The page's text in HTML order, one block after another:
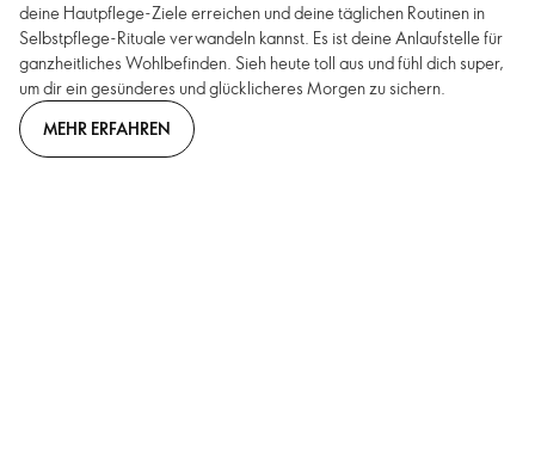
deine Hautpflege-Ziele erreichen und deine täglichen Routinen in
Selbstpflege-Rituale verwandeln kannst. Es ist deine Anlaufstelle für
ganzheitliches Wohlbefinden. Sieh heute toll aus und fühl dich super,
um dir ein gesünderes und glücklicheres Morgen zu sichern.
MEHR ERFAHREN